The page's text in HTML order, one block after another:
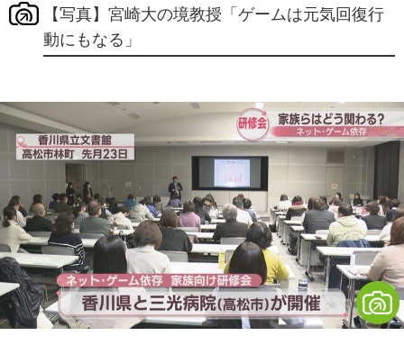
【写真】宮崎大の境教授「ゲームは元気回復行
動にもなる」